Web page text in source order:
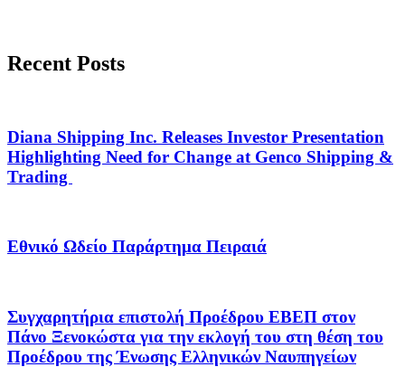
Recent Posts
Diana Shipping Inc. Releases Investor Presentation
Highlighting Need for Change at Genco Shipping &
Trading
Εθνικό Ωδείο Παράρτημα Πειραιά
Συγχαρητήρια επιστολή Προέδρου ΕΒΕΠ στον
Πάνο Ξενοκώστα για την εκλογή του στη θέση του
Προέδρου της Ένωσης Ελληνικών Ναυπηγείων